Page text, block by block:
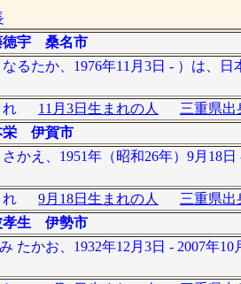
徳宇 桑名市
るたか、1976年11月3日 - ）は、
れ 11月3日生まれの人
三重県出
栄 伊賀市
かえ、1951年（昭和26年）9月18
れ 9月18日生まれの人
三重県出
孝生 伊勢市
たかお、1932年12月3日 - 2007年